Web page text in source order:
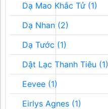
Dạ Mao Khắc Tử (1)
Dạ Nhan (2)
Dạ Tước (1)
Dật Lạc Thanh Tiêu (1)
Eevee (1)
Eirlys Agnes (1)